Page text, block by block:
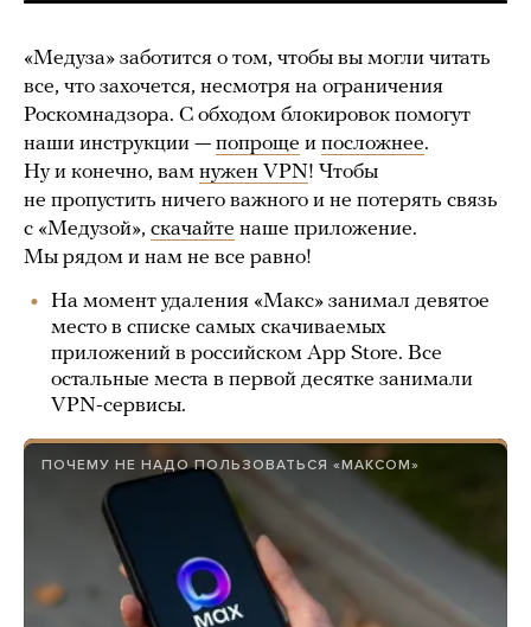
«Медуза» заботится о том, чтобы вы могли читать
все, что захочется, несмотря на ограничения
Роскомнадзора. С обходом блокировок помогут
наши инструкции — попроще и посложнее.
Ну и конечно, вам нужен VPN! Чтобы
не пропустить ничего важного и не потерять связь
с «Медузой», скачайте наше приложение.
Мы рядом и нам не все равно!
На момент удаления «Макс» занимал девятое
место в списке самых скачиваемых
приложений в российском App Store. Все
остальные места в первой десятке занимали
VPN-сервисы.
ПОЧЕМУ НЕ НАДО ПОЛЬЗОВАТЬСЯ «МАКСОМ»